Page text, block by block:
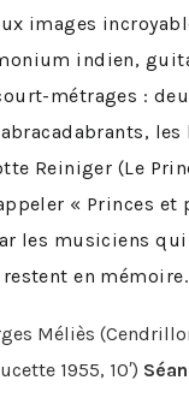
images
indien,
métrages :
Reiniger (Le
« Princes
les musiciens
en
Méliès
1955, 10′)